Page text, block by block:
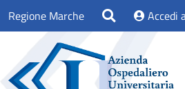
Regione Marche Accedi